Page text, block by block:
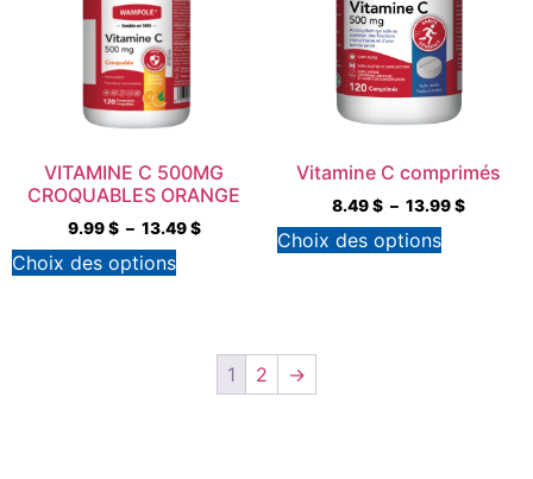
VITAMINE C 500MG
CROQUABLES ORANGE
9.99$ – 13.49$
Choix des options
Vitamine C comprimés
8.49$ – 13.99$
Choix des options
1 2 →